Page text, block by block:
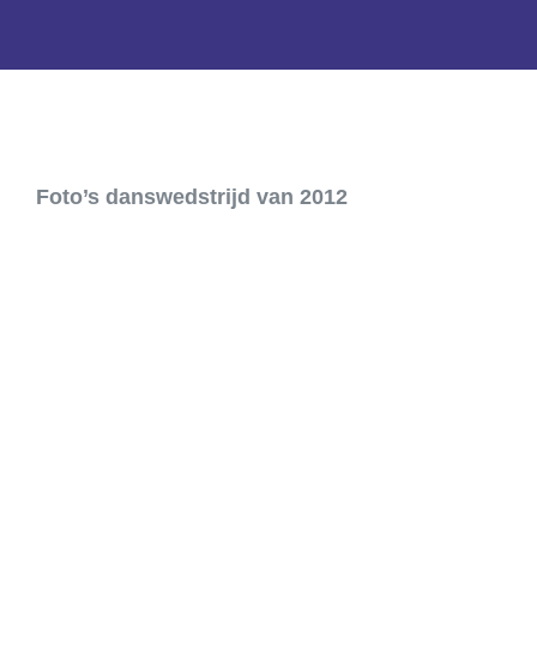
Foto’s danswedstrijd van 2012